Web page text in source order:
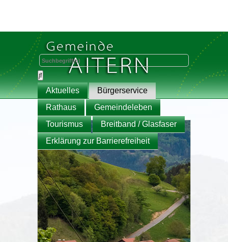
Aktuelles
Bürgerservice
Rathaus
Gemeindeleben
Tourismus
Breitband / Glasfaser
Erklärung zur Barrierefreiheit